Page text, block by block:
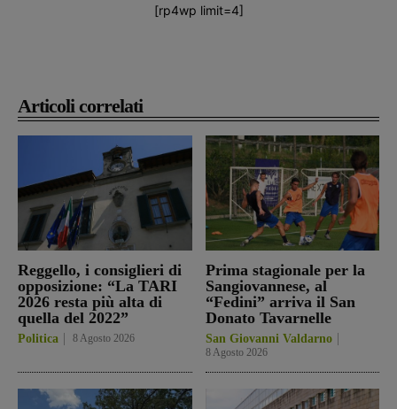
Articoli correlati
Reggello, i consiglieri di
opposizione: “La TARI
2026 resta più alta di
quella del 2022”
Politica 8 Agosto 2026
Prima stagionale per la
Sangiovannese, al
“Fedini” arriva il San
Donato Tavarnelle
San Giovanni Valdarno
8 Agosto 2026
[rp4wp limit=4]